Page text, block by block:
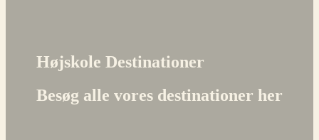
Højskole Destinationer
Besøg alle vores destinationer her